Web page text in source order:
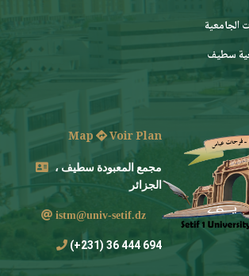
ﺍﻟﺠﺎﻣﻌﻴﺔ
سطيف
Map Voir Plan
مجمع المعبودة سطيف ،
الجزائر
istm@univ-setif.dz
694 444 36 (231+)